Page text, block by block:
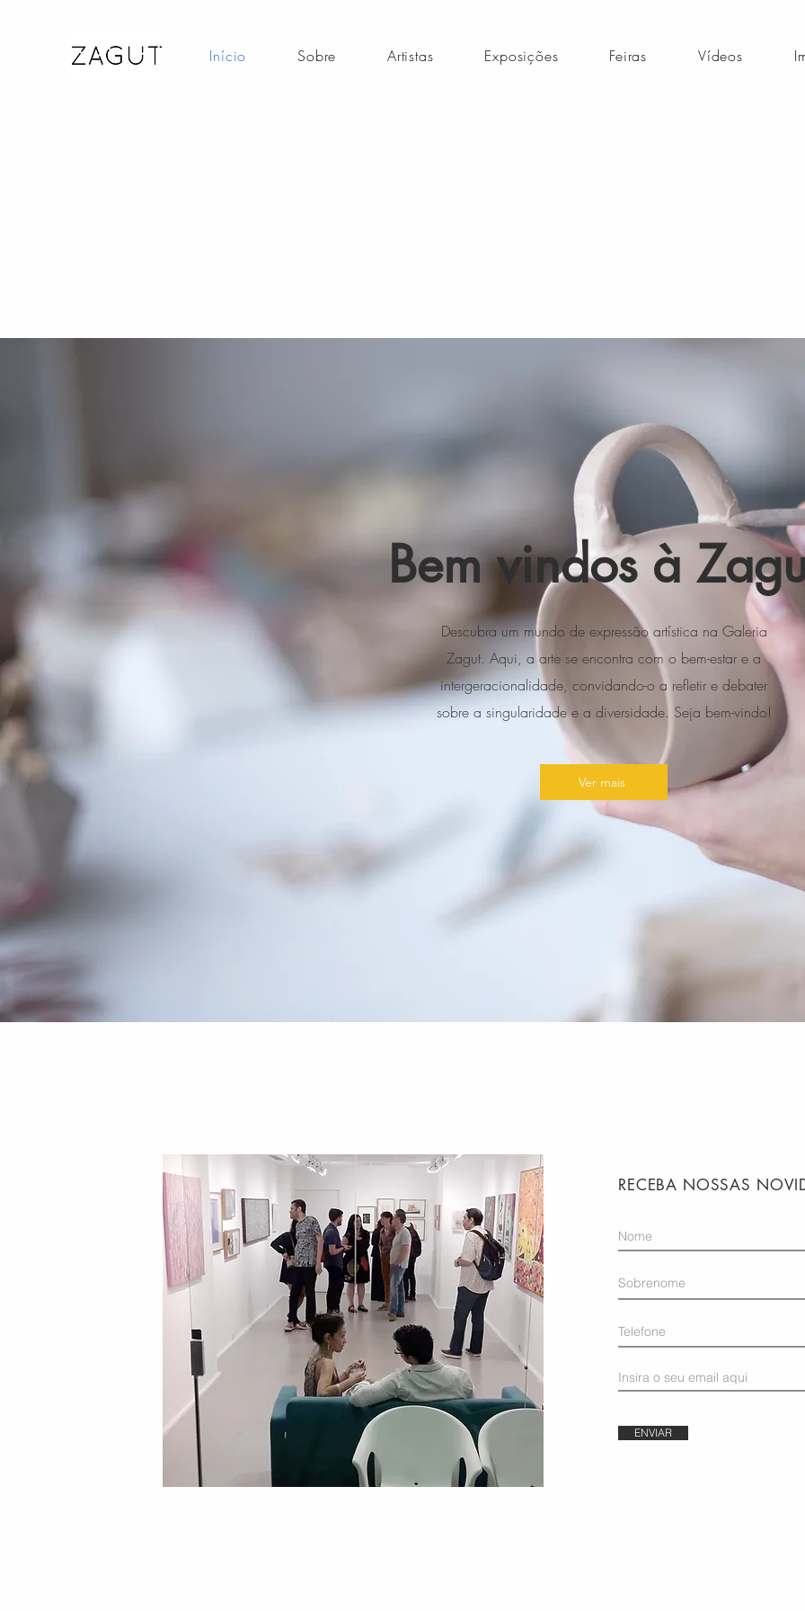
Início Sobre Artistas Exposições Feiras Vídeos
Bem vindos à
Descubra um mundo de expressão artística na Galeria
Zagut. Aqui, a arte se encontra com o bem-estar e a
intergeracionalidade, convidando-o a refletir e debater
sobre a singularidade e a diversidade. Seja bem-vindo!
Ver mais
RECEBA NOSSAS
ENVIAR